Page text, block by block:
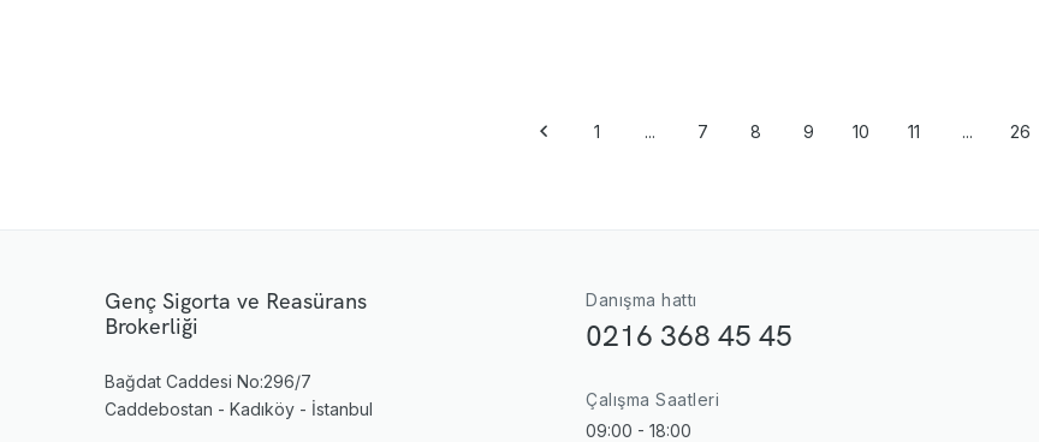
1 ... 7 8 9 10 11 ... 26
Genç Sigorta ve Reasürans
Brokerliği
Bağdat Caddesi No:296/7
Caddebostan - Kadıköy - İstanbul
Danışma hattı
0216 368 45 45
Çalışma Saatleri
09:00 - 18:00